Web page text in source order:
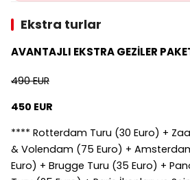
Ekstra turlar
AVANTAJLI EKSTRA GEZİLER
490 EUR
450 EUR
**** Rotterdam Turu (30 Euro) +
& Volendam (75 Euro) +
Euro) + Brugge Turu (35 Euro) +